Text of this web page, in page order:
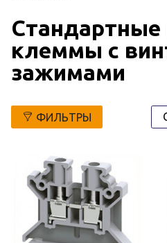
клеммы с
зажимами
ФИЛЬТРЫ